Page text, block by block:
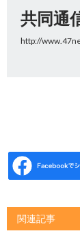
共同通
http://
関連記事